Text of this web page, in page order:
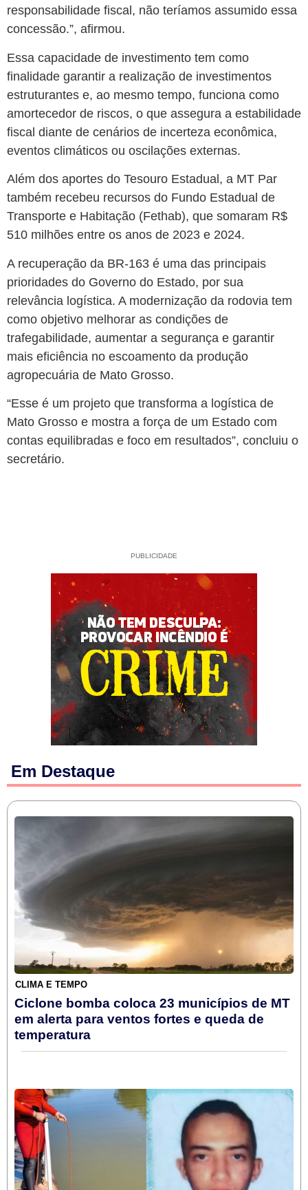
responsabilidade fiscal, não teríamos assumido essa
concessão.”, afirmou.
Essa capacidade de investimento tem como
finalidade garantir a realização de investimentos
estruturantes e, ao mesmo tempo, funciona como
amortecedor de riscos, o que assegura a estabilidade
fiscal diante de cenários de incerteza econômica,
eventos climáticos ou oscilações externas.
Além dos aportes do Tesouro Estadual, a MT Par
também recebeu recursos do Fundo Estadual de
Transporte e Habitação (Fethab), que somaram R$
510 milhões entre os anos de 2023 e 2024.
A recuperação da BR-163 é uma das principais
prioridades do Governo do Estado, por sua
relevância logística. A modernização da rodovia tem
como objetivo melhorar as condições de
trafegabilidade, aumentar a segurança e garantir
mais eficiência no escoamento da produção
agropecuária de Mato Grosso.
“Esse é um projeto que transforma a logística de
Mato Grosso e mostra a força de um Estado com
contas equilibradas e foco em resultados”, concluiu o
secretário.
PUBLICIDADE
Em Destaque
CLIMA E TEMPO
Ciclone bomba coloca 23 municípios de MT
em alerta para ventos fortes e queda de
temperatura